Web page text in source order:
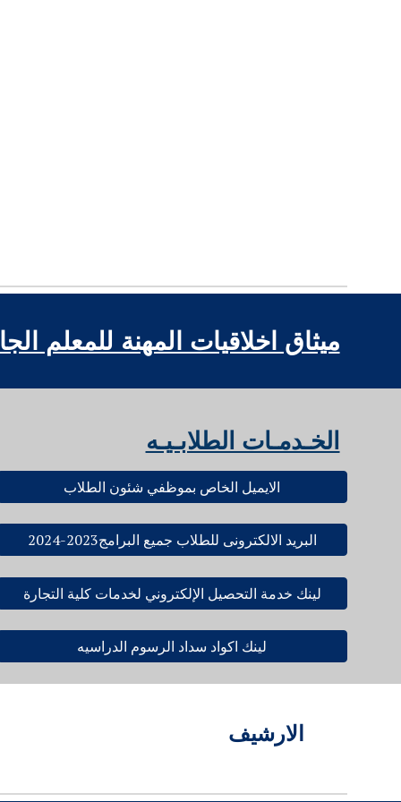
ميثاق اخلاقيات المهنة للمعلم
الخـدمـات الطلابـيـه
الايميل الخاص بموظفي شئون الطلاب
البريد الالكترونى للطلاب جميع البرامج2023-2024
لينك خدمة التحصيل الإلكتروني لخدمات كلية التجارة
لينك اكواد سداد الرسوم الدراسيه
الارشيف